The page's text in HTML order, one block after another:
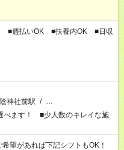
■週払いOK ■扶養内OK ■日収
神社前駅 / …
べます！ ■少人数のキレイな施